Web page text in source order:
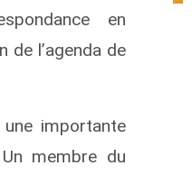
en
de l’agenda de
importante
membre du